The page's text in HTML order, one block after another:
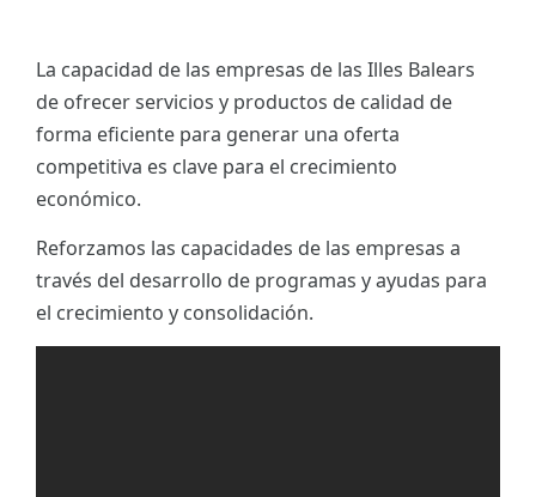
La capacidad de las empresas de las Illes Balears
de ofrecer servicios y productos de calidad de
forma eficiente para generar una oferta
competitiva es clave para el crecimiento
económico.
Reforzamos las capacidades de las empresas a
través del desarrollo de programas y ayudas para
el crecimiento y consolidación.